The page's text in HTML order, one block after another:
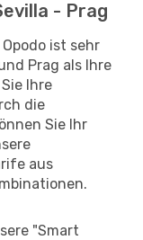
- Prag
ist sehr
Prag als Ihre
Ihre
die
Sie Ihr
aus
"Smart